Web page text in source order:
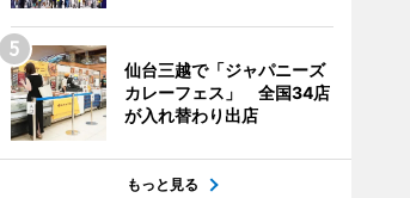
仙台三越で「ジャパニーズ
カレーフェス」 全国34店
が入れ替わり出店
もっと見る